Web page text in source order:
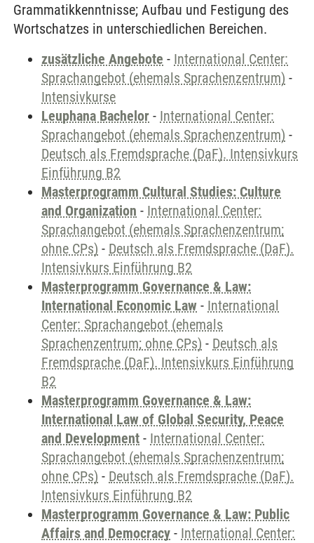
Grammatikkenntnisse; Aufbau und Festigung des
Wortschatzes in unterschiedlichen Bereichen.
zusätzliche Angebote - International Center:
Sprachangebot (ehemals Sprachenzentrum) -
Intensivkurse
Leuphana Bachelor - International Center:
Sprachangebot (ehemals Sprachenzentrum) -
Deutsch als Fremdsprache (DaF). Intensivkurs
Einführung B2
Masterprogramm Cultural Studies: Culture
and Organization - International Center:
Sprachangebot (ehemals Sprachenzentrum;
ohne CPs) - Deutsch als Fremdsprache (DaF).
Intensivkurs Einführung B2
Masterprogramm Governance & Law:
International Economic Law - International
Center: Sprachangebot (ehemals
Sprachenzentrum; ohne CPs) - Deutsch als
Fremdsprache (DaF). Intensivkurs Einführung
B2
Masterprogramm Governance & Law:
International Law of Global Security, Peace
and Development - International Center:
Sprachangebot (ehemals Sprachenzentrum;
ohne CPs) - Deutsch als Fremdsprache (DaF).
Intensivkurs Einführung B2
Masterprogramm Governance & Law: Public
Affairs and Democracy - International Center: